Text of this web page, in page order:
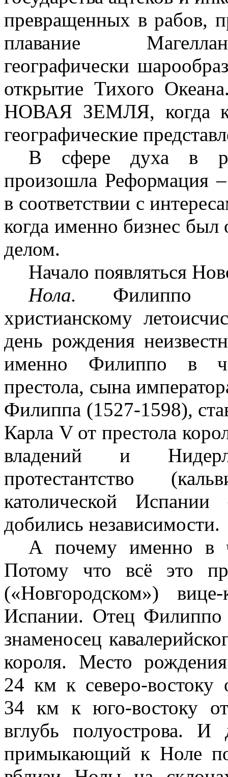
превращенных в рабов,
плавание
географически
открытие Тихого
НОВАЯ ЗЕМЛЯ, когда
географические
В сфере духа в
произошла Реформация
в соответствии с
когда именно бизнес
делом.
Начало появляться
Нола. Филиппо
христианскому
день рождения
именно Филиппо в
престола, сына
Филиппа (1527‑1598),
Карла V от престола
владений и
протестантство
католической
добились независимости.
А почему именно в
Потому что всё это
(«Новгородском»)
Испании. Отец
знаменосец
короля. Место
24кмк северо-
34 км к юго-востоку
вглубь полуострова.
примыкающий к Ноле